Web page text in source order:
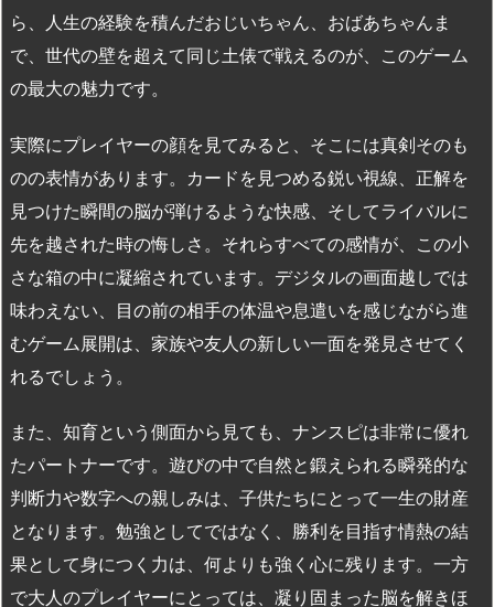
ら、人生の経験を積んだおじいちゃん、おばあちゃんま
で、世代の壁を超えて同じ土俵で戦えるのが、このゲーム
の最大の魅力です。
実際にプレイヤーの顔を見てみると、そこには真剣そのも
のの表情があります。カードを見つめる鋭い視線、正解を
見つけた瞬間の脳が弾けるような快感、そしてライバルに
先を越された時の悔しさ。それらすべての感情が、この小
さな箱の中に凝縮されています。デジタルの画面越しでは
味わえない、目の前の相手の体温や息遣いを感じながら進
むゲーム展開は、家族や友人の新しい一面を発見させてく
れるでしょう。
また、知育という側面から見ても、ナンスピは非常に優れ
たパートナーです。遊びの中で自然と鍛えられる瞬発的な
判断力や数字への親しみは、子供たちにとって一生の財産
となります。勉強としてではなく、勝利を目指す情熱の結
果として身につく力は、何よりも強く心に残ります。一方
で大人のプレイヤーにとっては、凝り固まった脳を解きほ